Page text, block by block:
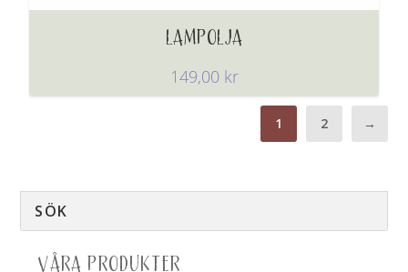
LAMPOLJA
149,00 kr
1 2 →
VÅRA PRODUKTER